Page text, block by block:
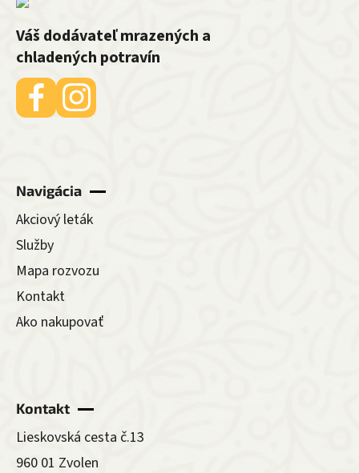
Váš dodávateľ mrazených a
chladených potravín
Navigácia
Akciový leták
Služby
Mapa rozvozu
Kontakt
Ako nakupovať
Kontakt
Lieskovská cesta č.13
960 01 Zvolen